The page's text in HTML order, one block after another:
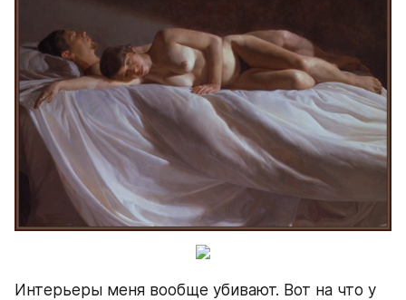
Интерьеры меня вообще убивают. Вот на что у